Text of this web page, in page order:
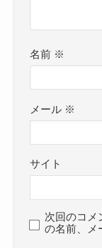
名前 ※
メール ※
サイト
次回のコメ
の名前、メ